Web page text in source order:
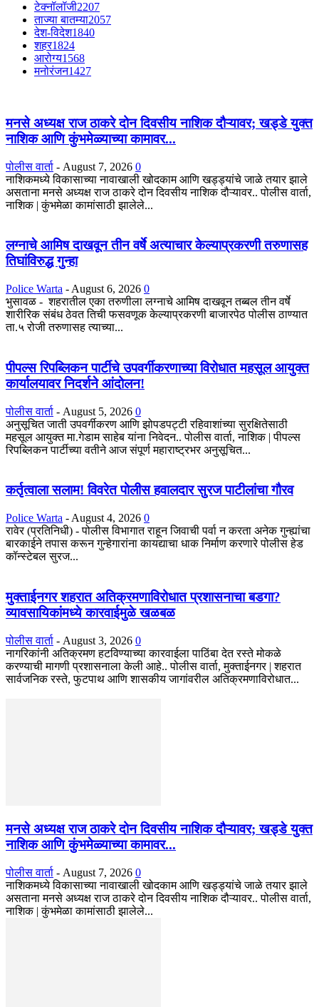
टेक्नॉलॉजी2207
ताज्या बातम्या2057
देश-विदेश1840
शहर1824
आरोग्य1568
मनोरंजन1427
मनसे अध्यक्ष राज ठाकरे दोन दिवसीय नाशिक दौऱ्यावर; खड्डे युक्त
नाशिक आणि कुंभमेळ्याच्या कामावर...
पोलीस वार्ता - August 7, 2026 0
नाशिकमध्ये विकासाच्या नावाखाली खोदकाम आणि खड्ड्यांचे जाळे तयार झाले
असताना मनसे अध्यक्ष राज ठाकरे दोन दिवसीय नाशिक दौऱ्यावर.. पोलीस वार्ता,
नाशिक | कुंभमेळा कामांसाठी झालेले...
लग्नाचे आमिष दाखवून तीन वर्षे अत्याचार केल्याप्रकरणी तरुणासह
तिघांविरुद्ध गुन्हा
Police Warta - August 6, 2026 0
भुसावळ - शहरातील एका तरुणीला लग्नाचे आमिष दाखवून तब्बल तीन वर्षे
शारीरिक संबंध ठेवत तिची फसवणूक केल्याप्रकरणी बाजारपेठ पोलीस ठाण्यात
ता.५ रोजी तरुणासह त्याच्या...
पीपल्स रिपब्लिकन पार्टीचे उपवर्गीकरणाच्या विरोधात महसूल आयुक्त
कार्यालयावर निदर्शने आंदोलन!
पोलीस वार्ता - August 5, 2026 0
अनुसूचित जाती उपवर्गीकरण आणि झोपडपट्टी रहिवाशांच्या सुरक्षितेसाठी
महसूल आयुक्त मा.गेडाम साहेब यांना निवेदन.. पोलीस वार्ता, नाशिक | पीपल्स
रिपब्लिकन पार्टीच्या वतीने आज संपूर्ण महाराष्ट्रभर अनुसूचित...
कर्तृत्वाला सलाम! विवरेत पोलीस हवालदार सुरज पाटीलांचा गौरव
Police Warta - August 4, 2026 0
रावेर (प्रतिनिधी) - पोलीस विभागात राहून जिवाची पर्वा न करता अनेक गुन्ह्यांचा
बारकाईने तपास करून गुन्हेगारांना कायद्याचा धाक निर्माण करणारे पोलीस हेड
कॉन्स्टेबल सुरज...
मुक्ताईनगर शहरात अतिक्रमणाविरोधात प्रशासनाचा बडगा?
व्यावसायिकांमध्ये कारवाईमुळे खळबळ
पोलीस वार्ता - August 3, 2026 0
नागरिकांनी अतिक्रमण हटविण्याच्या कारवाईला पाठिंबा देत रस्ते मोकळे
करण्याची मागणी प्रशासनाला केली आहे.. पोलीस वार्ता, मुक्ताईनगर | शहरात
सार्वजनिक रस्ते, फुटपाथ आणि शासकीय जागांवरील अतिक्रमणाविरोधात...
मनसे अध्यक्ष राज ठाकरे दोन दिवसीय नाशिक दौऱ्यावर; खड्डे युक्त
नाशिक आणि कुंभमेळ्याच्या कामावर...
पोलीस वार्ता - August 7, 2026 0
नाशिकमध्ये विकासाच्या नावाखाली खोदकाम आणि खड्ड्यांचे जाळे तयार झाले
असताना मनसे अध्यक्ष राज ठाकरे दोन दिवसीय नाशिक दौऱ्यावर.. पोलीस वार्ता,
नाशिक | कुंभमेळा कामांसाठी झालेले...